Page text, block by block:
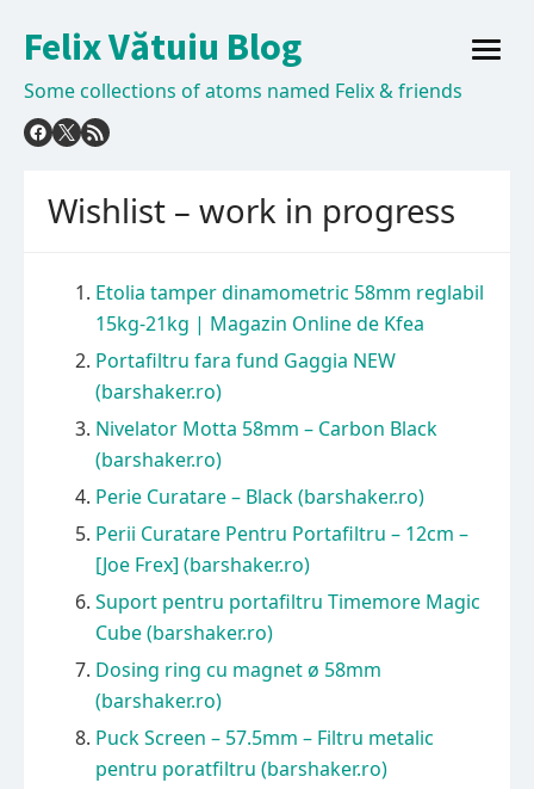
to
Felix Vătuiu Blog
Some collections of atoms named Felix & friends
open
Wishlist – work in progress
Etolia tamper dinamometric 58mm reglabil
15kg-21kg | Magazin Online de Kfea
Portafiltru fara fund Gaggia NEW
(barshaker.ro)
Nivelator Motta 58mm – Carbon Black
(barshaker.ro)
Perie Curatare – Black (barshaker.ro)
Perii Curatare Pentru Portafiltru – 12cm –
[Joe Frex] (barshaker.ro)
Suport pentru portafiltru Timemore Magic
Cube (barshaker.ro)
Dosing ring cu magnet ø 58mm
(barshaker.ro)
Puck Screen – 57.5mm – Filtru metalic
pentru poratfiltru (barshaker.ro)